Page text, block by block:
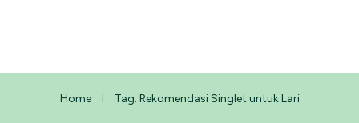
Home Tag: Rekomendasi Singlet untuk Lari